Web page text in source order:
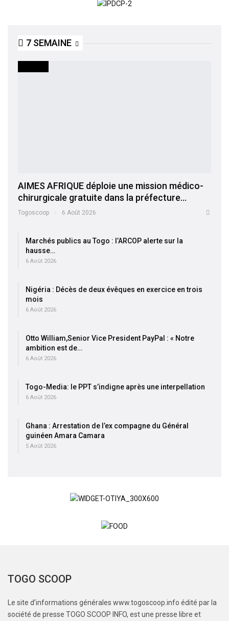
7 SEMAINE
AIMES AFRIQUE déploie une mission médico-
chirurgicale gratuite dans la préfecture…
Togoscoop 6 Août 2026
Marchés publics au Togo : l’ARCOP alerte sur la
hausse…
6 Août 2026
Nigéria : Décès de deux évêques en exercice en trois
mois
6 Août 2026
Otto William,Senior Vice President PayPal : « Notre
ambition est de…
6 Août 2026
Togo-Media: le PPT s’indigne après une interpellation
6 Août 2026
Ghana : Arrestation de l’ex compagne du Général
guinéen Amara Camara
5 Août 2026
TOGO SCOOP
Le site d’informations générales www.togoscoop.info édité par la
société de presse TOGO SCOOP INFO, est une presse libre et